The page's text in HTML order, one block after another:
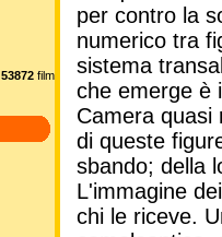
per contro la
numerico tra
sistema
che emerge è
Camera quasi
di queste
sbando; della
L'immagine
chi le riceve.
53872 film